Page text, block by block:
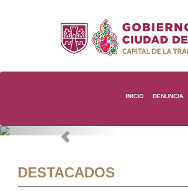
INICIO DENUNCIA
Previous
DESTACADOS